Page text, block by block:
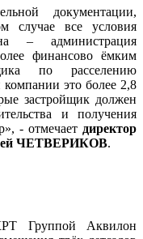
документации,
случае все условия
– администрация
финансово ёмким
по расселению
это более 2,8
застройщик должен
и получения
- отмечает директор
ЧЕТВЕРИКОВ.
Группой Аквилон